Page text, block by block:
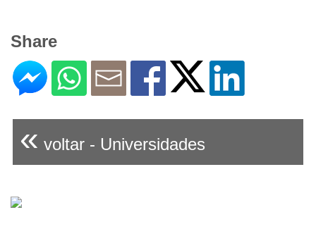
Share
« voltar - Universidades